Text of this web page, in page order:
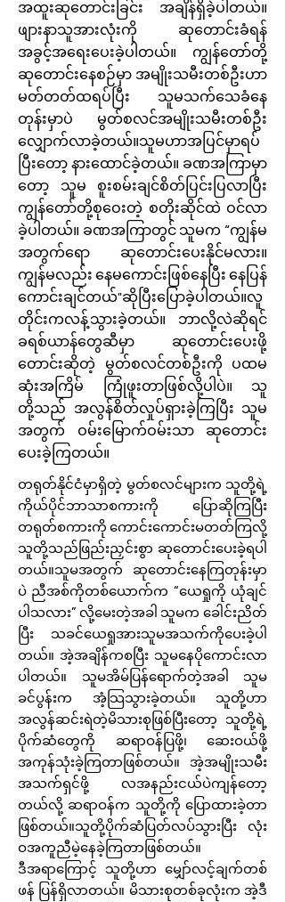
အထူးဆုတောင်းခြင်း အချိန်ရှိခဲ့ပါတယ်။
ဖျားနာသူအားလုံးကို ဆုတောင်းခံရန်
အခွင့်အရေးပေးခဲ့ပါတယ်။ ကျွန်တော်တို့
ဆုတောင်းနေစဉ်မှာ အမျိုးသမီးတစ်ဦးဟာ
မတ်တတ်ထရပ်ပြီး သူမသက်သေခံနေ
တုန်းမှာပဲ မွတ်စလင်အမျိုးသမီးတစ်ဦး
လျှောက်လာခဲ့တယ်။သူမဟာအပြင်မှာရပ်
ပြီးတော့ နားထောင်ခဲ့တယ်။ ခဏအကြာမှာ
တော့ သူမ စူးစမ်းချင်စိတ်ပြင်းပြလာပြီး
ကျွန်တော်တို့စုဝေးတဲ့ စတိုးဆိုင်ထဲ ဝင်လာ
ခဲ့ပါတယ်။ ခဏအကြာတွင် သူမက “ကျွန်မ
အတွက်ရော ဆုတောင်းပေးနိုင်မလား။
ကျွန်မလည်း နေမကောင်းဖြစ်နေပြီး နေပြန်
ကောင်းချင်တယ်"ဆိုပြီးပြောခဲ့ပါတယ်။လူ
တိုင်းကလန့်သွားခဲ့တယ်။ ဘာလို့လဲဆိုရင်
ခရစ်ယာန်တွေဆီမှာ ဆုတောင်းပေးဖို့
တောင်းဆိုတဲ့ မွတ်စလင်တစ်ဦးကို ပထမ
ဆုံးအကြိမ် ကြုံဖူးတာဖြစ်လို့ပါပဲ။ သူ
တို့သည် အလွန်စိတ်လှုပ်ရှားခဲ့ကြပြီး သူမ
အတွက် ဝမ်းမြောက်ဝမ်းသာ ဆုတောင်း
ပေးခဲ့ကြတယ်။
တရုတ်နိုင်ငံမှာရှိတဲ့ မွတ်စလင်များက သူတို့ရဲ့
ကိုယ်ပိုင်ဘာသာစကားကို ပြောဆိုကြပြီး
တရုတ်စကားကို ကောင်းကောင်းမတတ်ကြလို့
သူတို့သည်ဖြည်းညှင်းစွာ ဆုတောင်းပေးခဲ့ရပါ
တယ်။သူမအတွက် ဆုတောင်းနေကြတုန်းမှာ
ပဲ ညီအစ်ကိုတစ်ယောက်က “ယေရှုကို ယုံချင်
ပါသလား” လို့မေးတဲ့အခါ သူမက ခေါင်းညိတ်
ပြီး သခင်ယေရှုအားသူမအသက်ကိုပေးခဲ့ပါ
တယ်။ အဲ့အချိန်ကစပြီး သူမနေပိုကောင်းလာ
ပါတယ်။ သူမအိမ်ပြန်ရောက်တဲ့အခါ သူမ
ခင်ပွန်းက အံ့သြသွားခဲ့တယ်။ သူတို့ဟာ
အလွန်ဆင်းရဲတဲ့မိသားစုဖြစ်ပြီးတော့ သူတို့ရဲ့
ပိုက်ဆံတွေကို ဆရာဝန်ပြဖို့၊ ဆေးဝယ်ဖို့
အကုန်သုံးခဲ့ကြတာဖြစ်တယ်။ အဲ့အမျိုးသမီး
အသက်ရှင်ဖို့ လအနည်းငယ်ပဲကျန်တော့
တယ်လို့ ဆရာဝန်က သူတို့ကို ပြောထားခဲ့တာ
ဖြစ်တယ်။သူတို့ပိုက်ဆံပြတ်လပ်သွားပြီး လုံး
ဝအကူညီမဲ့နေခဲ့ကြတာဖြစ်တယ်။
ဒီအရာကြောင့် သူတို့ဟာ မျှော်လင့်ချက်တစ်
ဖန် ပြန်ရှိလာတယ်။ မိသားစုတစ်ခုလုံးက အဲ့ဒီ